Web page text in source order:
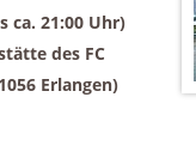
ca. 21:00 Uhr)
des FC
Erlangen)